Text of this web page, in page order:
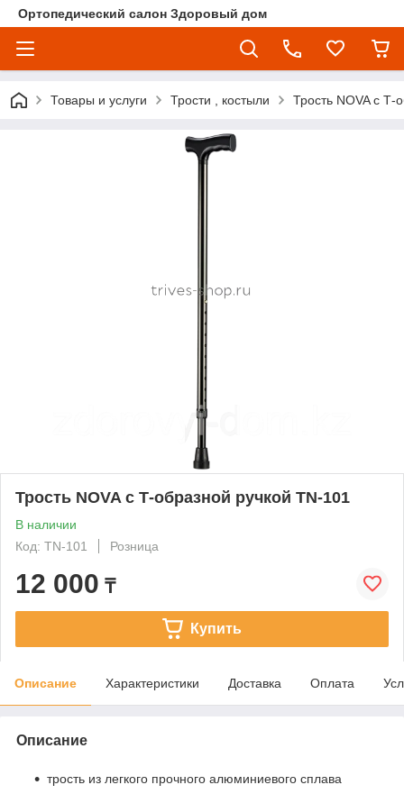
Ортопедический салон Здоровый дом
Товары и услуги Трости , костыли Трость NOVA с Т-
Трость NOVA с Т-образной ручкой TN-101
В наличии
Код: TN-101
Розница
12 000 ₸
Купить
Описание Характеристики Доставка Оплата
Описание
трость из легкого прочного алюминиевого сплава